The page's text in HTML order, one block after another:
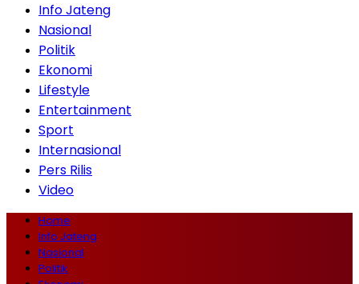
Info Jateng
Nasional
Politik
Ekonomi
Lifestyle
Entertainment
Sport
Internasional
Pers Rilis
Video
Home
Info Jateng
Nasional
Politik